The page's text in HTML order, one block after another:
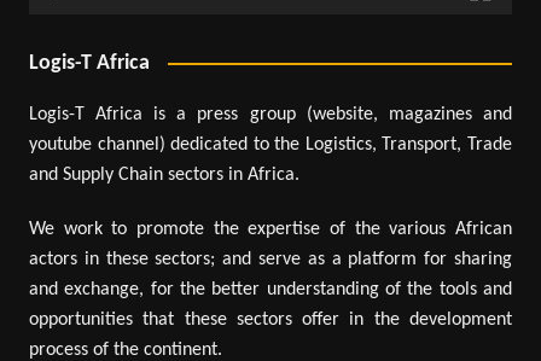
Logis-T Africa
Logis-T Africa is a press group (website, magazines and
youtube channel) dedicated to the Logistics, Transport, Trade
and Supply Chain sectors in Africa.
We work to promote the expertise of the various African
actors in these sectors; and serve as a platform for sharing
and exchange, for the better understanding of the tools and
opportunities that these sectors offer in the development
process of the continent.